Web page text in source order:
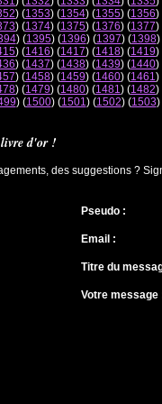
) (1353) (1354) (1355) (1356)
) (1374) (1375) (1376) (1377)
) (1395) (1396) (1397) (1398)
) (1416) (1417) (1418) (1419)
) (1437) (1438) (1439) (1440)
) (1458) (1459) (1460) (1461)
) (1479) (1480) (1481) (1482)
) (1500) (1501) (1502) (1503)
d'or !
des suggestions ?
Pseudo :
Email :
Titre du
Votre message